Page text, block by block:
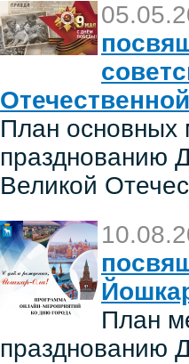
План основных
празднованию
Великой
План
празднованию